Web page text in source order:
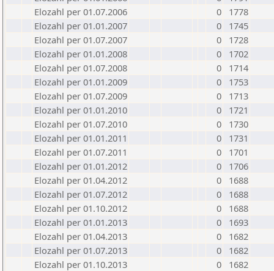
Elozahl per 01.07.2006
0
1778
Elozahl per 01.01.2007
0
1745
Elozahl per 01.07.2007
0
1728
Elozahl per 01.01.2008
0
1702
Elozahl per 01.07.2008
0
1714
Elozahl per 01.01.2009
0
1753
Elozahl per 01.07.2009
0
1713
Elozahl per 01.01.2010
0
1721
Elozahl per 01.07.2010
0
1730
Elozahl per 01.01.2011
0
1731
Elozahl per 01.07.2011
0
1701
Elozahl per 01.01.2012
0
1706
Elozahl per 01.04.2012
0
1688
Elozahl per 01.07.2012
0
1688
Elozahl per 01.10.2012
0
1688
Elozahl per 01.01.2013
0
1693
Elozahl per 01.04.2013
0
1682
Elozahl per 01.07.2013
0
1682
Elozahl per 01.10.2013
0
1682